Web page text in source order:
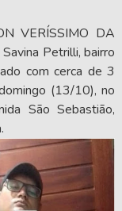
VERÍSSIMO DA
Petrilli, bairro
com cerca de 3
(13/10), no
São Sebastião,